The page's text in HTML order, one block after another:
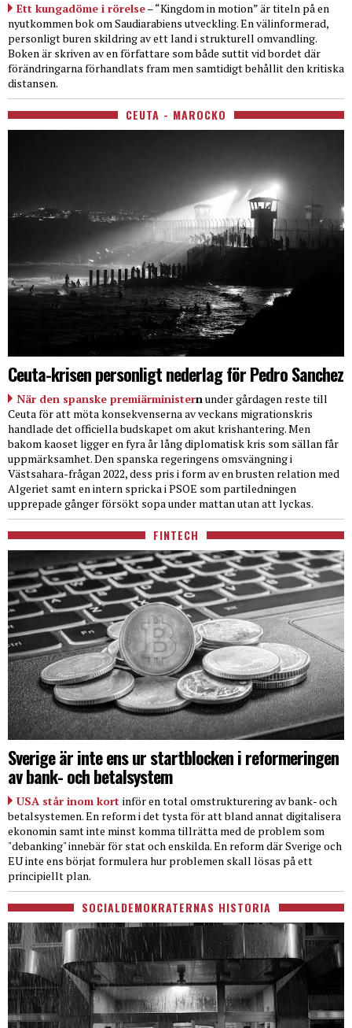
Ett kungadöme i rörelse– “Kingdom in motion” är titeln på en
nyutkommen bok om Saudiarabiens utveckling. En välinformerad,
personligt buren skildring av ett land i strukturell omvandling.
Boken är skriven av en författare som både suttit vid bordet där
förändringarna förhandlats fram men samtidigt behållit den kritiska
distansen.
CEUTA - MAROCKO
Ceuta-krisen personligt nederlag för Pedro Sanchez
När den spanske premiärministern under gårdagen reste till
Ceuta för att möta konsekvenserna av veckans migrationskris
handlade det officiella budskapet om akut krishantering. Men
bakom kaoset ligger en fyra år lång diplomatisk kris som sällan får
uppmärksamhet. Den spanska regeringens omsvängning i
Västsahara-frågan 2022, dess pris i form av en brusten relation med
Algeriet samt en intern spricka i PSOE som partiledningen
upprepade gånger försökt sopa under mattan utan att lyckas.
FINTECH
Sverige är inte ens ur startblocken i reformeringen
av bank- och betalsystem
USA står inom kort inför en total omstrukturering av bank- och
betalsystemen. En reform i det tysta för att bland annat digitalisera
ekonomin samt inte minst komma tillrätta med de problem som
"debanking" innebär för stat och enskilda. En reform där Sverige och
EU inte ens börjat formulera hur problemen skall lösas på ett
principiellt plan.
SOCIALDEMOKRATERNAS HISTORIA